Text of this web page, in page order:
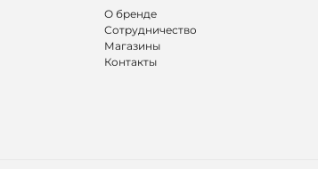
О бренде
Сотрудничество
Магазины
Контакты